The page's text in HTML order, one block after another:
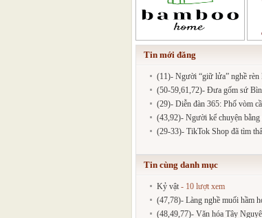
Tin mới đăng
(11)- Người “giữ lửa” nghề rèn
(50-59,61,72)- Đưa gốm sứ
(29)- Diễn đàn 365: Phố vòm
(43,92)- Người kể chuyện bằng
(29-33)- TikTok Shop đã tìm
Tin cùng danh mục
Kỷ vật - 10 lượt xem
(47,78)- Làng nghề muối hầm
(48,49,77)- Văn hóa Tây